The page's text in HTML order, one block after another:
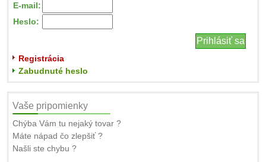
E-mail:
Heslo:
Registrácia
Zabudnuté heslo
Vaše pripomienky
Chýba Vám tu nejaký tovar ?
Máte nápad čo zlepšiť ?
Našli ste chybu ?